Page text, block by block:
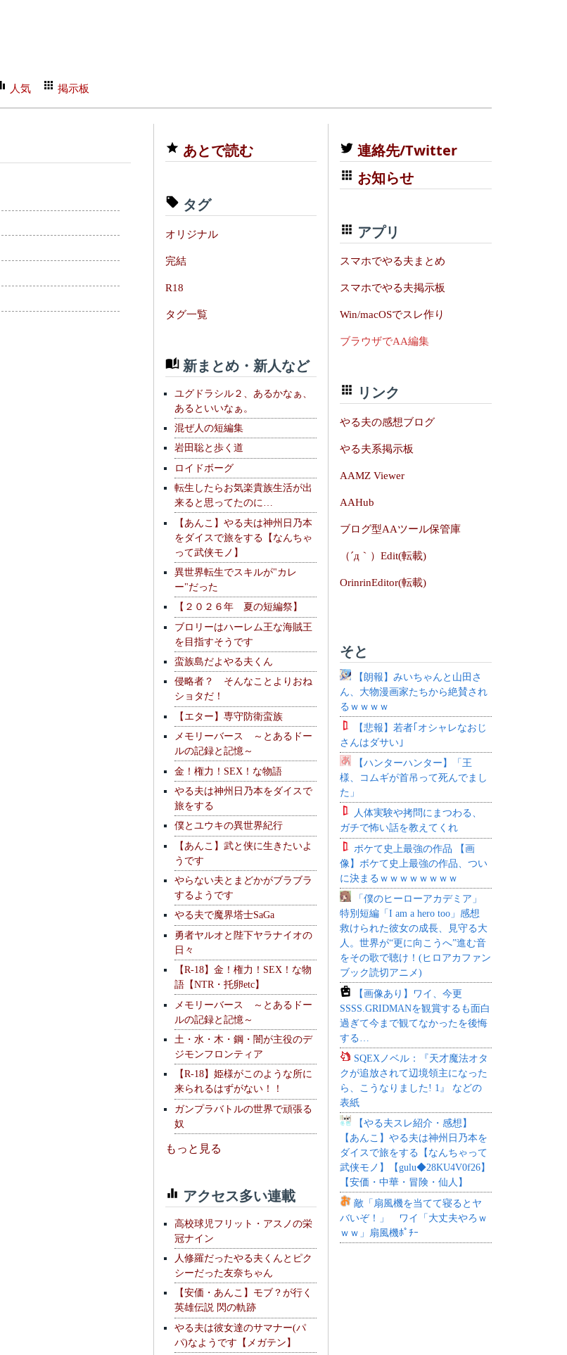
人気 掲示板
あとで読む
タグ
オリジナル
完結
R18
タグ一覧
新まとめ・新人など
ユグドラシル２、あるかなぁ、
あるといいなぁ。
混ぜ人の短編集
岩田聡と歩く道
ロイドボーグ
転生したらお気楽貴族生活が出
来ると思ってたのに…
【あんこ】やる夫は神州日乃本
をダイスで旅をする【なんちゃ
って武侠モノ】
異世界転生でスキルが"カレ
ー"だった
【２０２６年 夏の短編祭】
ブロリーはハーレム王な海賊王
を目指すそうです
蛮族島だよやる夫くん
侵略者？ そんなことよりおね
ショタだ！
【エター】専守防衛蛮族
メモリーバース ～とあるドー
ルの記録と記憶～
金！権力！SEX！な物語
やる夫は神州日乃本をダイスで
旅をする
僕とユウキの異世界紀行
【あんこ】武と侠に生きたいよ
うです
やらない夫とまどかがブラブラ
するようです
やる夫で魔界塔士SaGa
勇者ヤルオと陛下ヤラナイオの
日々
【R-18】金！権力！SEX！な物
語【NTR・托卵etc】
メモリーバース ～とあるドー
ルの記録と記憶～
土・水・木・鋼・闇が主役のデ
ジモンフロンティア
【R-18】姫様がこのような所に
来られるはずがない！！
ガンプラバトルの世界で頑張る
奴
もっと見る
アクセス多い連載
高校球児フリット・アスノの栄
冠ナイン
人修羅だったやる夫くんとピク
シーだった友奈ちゃん
【安価・あんこ】モブ？が行く
英雄伝説 閃の軌跡
やる夫は彼女達のサマナー(パ
パ)なようです【メガテン】
連絡先/Twitter
お知らせ
アプリ
スマホでやる夫まとめ
スマホでやる夫掲示板
Win/macOSでスレ作り
ブラウザでAA編集
リンク
やる夫の感想ブログ
やる夫系掲示板
AAMZ Viewer
AAHub
ブログ型AAツール保管庫
（´д｀）Edit(転載)
OrinrinEditor(転載)
そと
【朗報】みいちゃんと山田さ
ん、大物漫画家たちから絶賛され
るｗｗｗｗ
【悲報】若者｢オシャレなおじ
さんはダサい｣
【ハンターハンター】「王
様、コムギが首吊って死んでまし
た」
人体実験や拷問にまつわる、
ガチで怖い話を教えてくれ
ボケて史上最強の作品 【画
像】ボケて史上最強の作品、つい
に決まるｗｗｗｗｗｗｗｗ
「僕のヒーローアカデミア」
特別短編「I am a hero too」感想
救けられた彼女の成長、見守る大
人。世界が“更に向こうへ”進む音
をその歌で聴け！(ヒロアカファン
ブック読切アニメ)
【画像あり】ワイ、今更
SSSS.GRIDMANを観賞するも面白
過ぎて今まで観てなかったを後悔
する…
SQEXノベル：『天才魔法オタ
クが追放されて辺境領主になった
ら、こうなりました! 1』 などの
表紙
【やる夫スレ紹介・感想】
【あんこ】やる夫は神州日乃本を
ダイスで旅をする【なんちゃって
武侠モノ】【gulu◆28KU4V0f26】
【安価・中華・冒険・仙人】
敵「扇風機を当てて寝るとヤ
バいぞ！」 ワイ「大丈夫やろｗ
ｗｗ」扇風機ﾎﾟﾁｰ